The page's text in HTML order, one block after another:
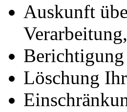
Auskunft
Verarbeitung,
Berichtigung
Löschung